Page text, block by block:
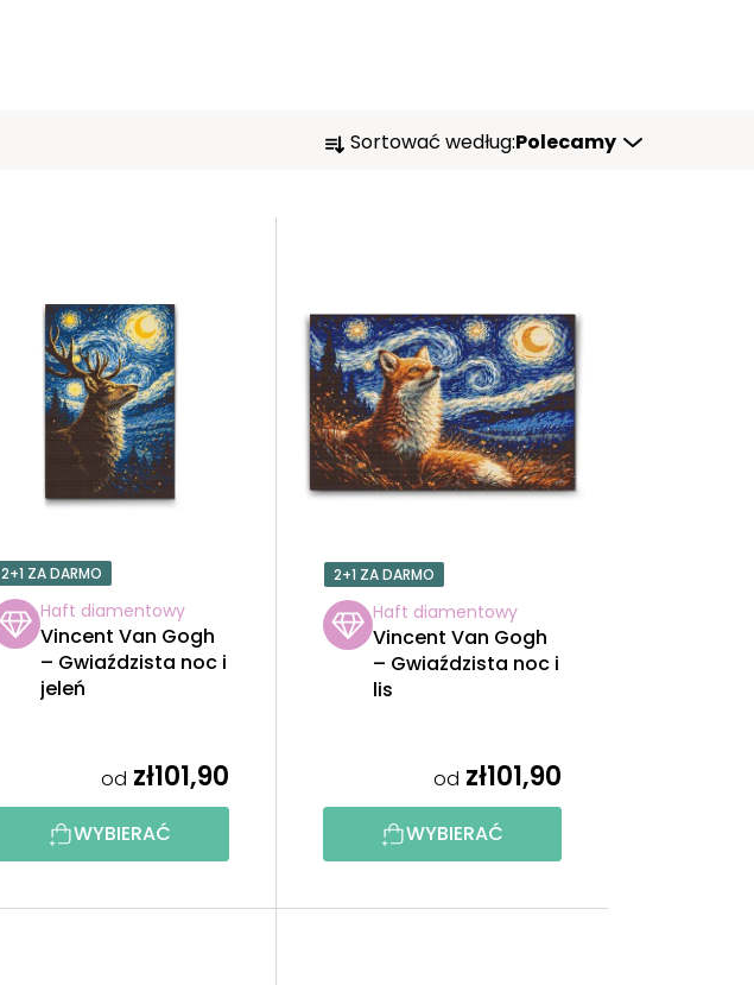
S
O
W
A
N
I
E
P
D
U
K
Sortować według:Polecamy
2+1 ZA DARMO
Haft diamentowy
Vincent Van Gogh
– Gwiaździsta noc i
jeleń
od zł101,90
WYBIERAĆ
2+1 ZA DARMO
Haft diamentowy
Vincent Van Gogh
– Gwiaździsta noc i
lis
od zł101,90
WYBIERAĆ